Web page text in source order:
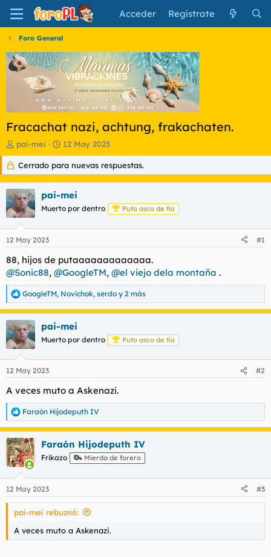
Acceder Regístrate
Foro General
Fracachat nazi, achtung, frakachaten.
I
n
c
i
a
d
o
r
d
l
t
e
m
pai-mei
F
e
c
h
d
e
n
i
o
12 May 2023
Cerrado para nuevas respuestas.
pai-mei
Muerto por dentro Puto asco de tío
12 May 2023 #1
88, hijos de putaaaaaaaaaaaaa.
@Sonic88, @GoogleTM, @el viejo dela montaña .
R
e
a
c
c
i
e
:
GoogleTM, Novichok, serdo y 2 más
pai-mei
Muerto por dentro Puto asco de tío
12 May 2023 #2
A veces muto a Askenazi.
R
e
a
c
c
i
e
s
Faraón Hijodeputh IV
Faraón Hijodeputh IV
Frikazo Mierda de forero
12 May 2023 #3
pai-mei rebuznó:
A veces muto a Askenazi.